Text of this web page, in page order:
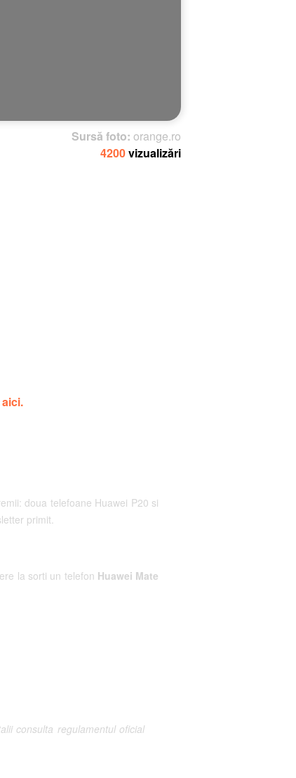
Sursă foto:orange.ro
4200vizualizări
aici.
doua telefoane Huawei P20 si
primit.
la sorti un telefon Huawei Mate
consulta regulamentul oficial